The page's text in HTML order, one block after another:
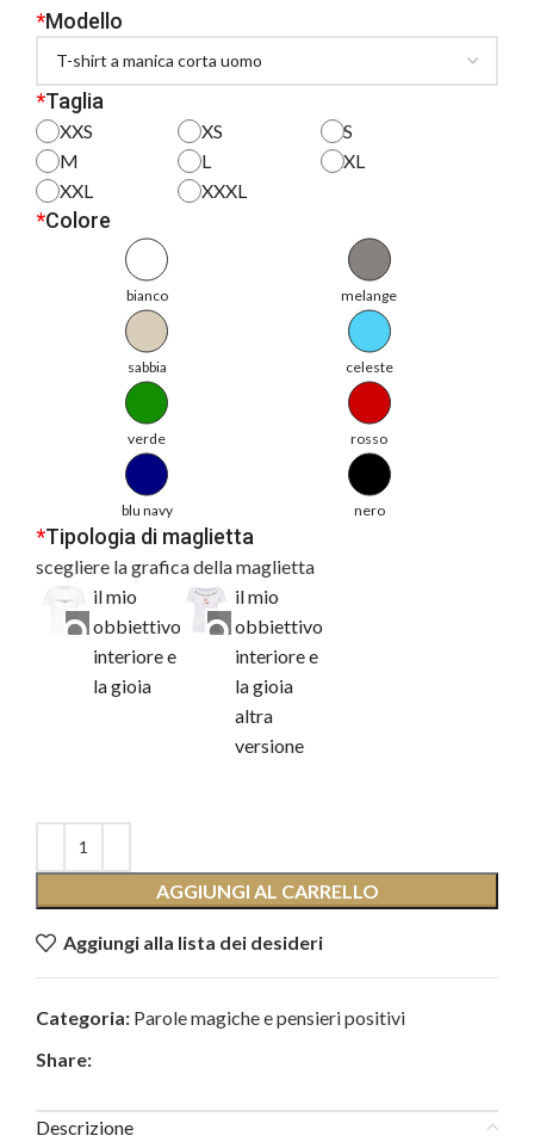
*Modello
*Taglia
XXS XS
S
M
L
XL
XXL
XXXL
*Colore
bianco melange
sabbia celeste
verde rosso
blu navy nero
*Tipologia di maglietta
scegliere la grafica della maglietta
il mio
obbiettivo
interiore e
la gioia
il mio
obbiettivo
interiore e
la gioia
altra
versione
AGGIUNGI AL CARRELLO
Aggiungi alla lista dei desideri
Categoria: Parole magiche e pensieri positivi
Share:
Descrizione